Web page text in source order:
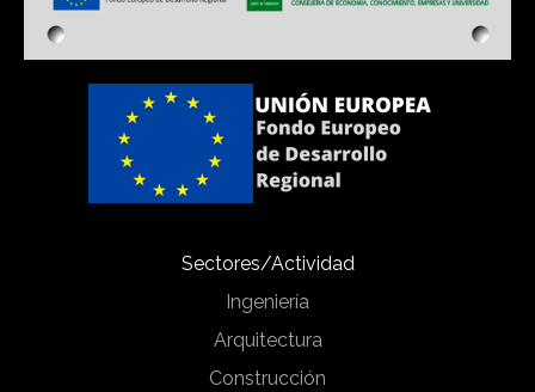
Sectores/Actividad
Ingeniería
Arquitectura
Construcción